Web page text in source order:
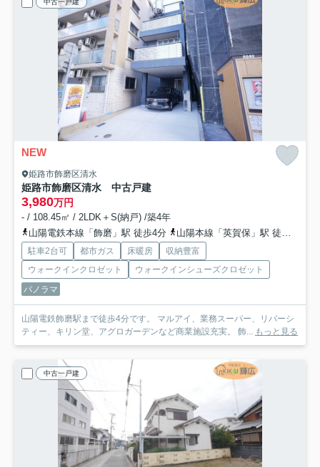
中古一戸建
NEW
姫路市飾磨区清水
姫路市飾磨区清水 中古戸建
3,980万円
- / 108.45㎡ / 2LDK＋S(納戸) /築4年
山陽電鉄本線「飾磨」駅 徒歩4分
山陽本線「英賀保」駅 徒歩43分
駐車2台可 都市ガス 床暖房
収納豊富
ウォークインクロゼット
ウォークインシューズクロゼット
パノラマ
山陽電鉄飾磨駅まで徒歩4分です。 マルアイ、業務スーパー、リバーシ
ティー、キリン堂、アグロガーデンなど商業施設充実。 飾... もっと見る
中古一戸建